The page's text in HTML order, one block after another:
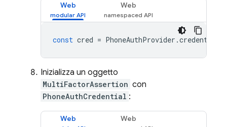
Web Web
const cred = PhoneAuthProvider .credential
Inizializza un oggetto
MultiFactorAssertion con
PhoneAuthCredential :
Web Web